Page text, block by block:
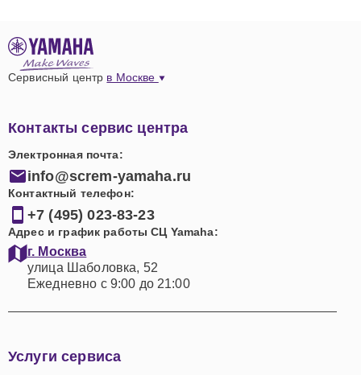
Сервисный центр в Москве
Контакты сервис центра
Электронная почта:
info@screm-yamaha.ru
Контактный телефон:
+7 (495) 023-83-23
Адрес и график работы СЦ Yamaha:
г. Москва
улица Шаболовка, 52
Ежедневно с 9:00 до 21:00
Услуги сервиса